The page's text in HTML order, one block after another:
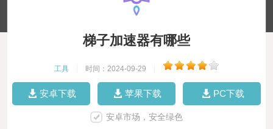
梯子加速器有哪些
工具 时间：2024-09-29
安卓下载 苹果下载 PC下载
安卓市场，安全绿色